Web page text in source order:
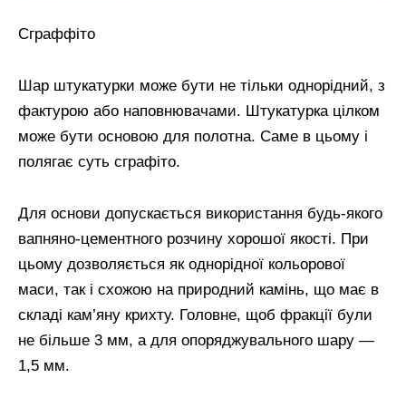
Сграффіто
Шар штукатурки може бути не тільки однорідний, з
фактурою або наповнювачами. Штукатурка цілком
може бути основою для полотна. Саме в цьому і
полягає суть сграфіто.
Для основи допускається використання будь-якого
вапняно-цементного розчину хорошої якості. При
цьому дозволяється як однорідної кольорової
маси, так і схожою на природний камінь, що має в
складі кам’яну крихту. Головне, щоб фракції були
не більше 3 мм, а для опоряджувального шару —
1,5 мм.